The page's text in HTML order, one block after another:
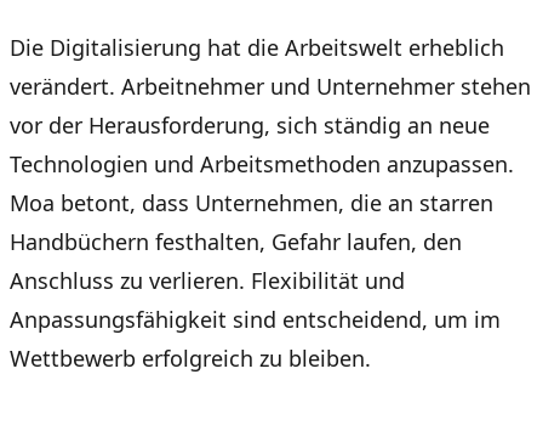
Die Digitalisierung hat die Arbeitswelt erheblich
verändert. Arbeitnehmer und Unternehmer stehen
vor der Herausforderung, sich ständig an neue
Technologien und Arbeitsmethoden anzupassen.
Moa betont, dass Unternehmen, die an starren
Handbüchern festhalten, Gefahr laufen, den
Anschluss zu verlieren. Flexibilität und
Anpassungsfähigkeit sind entscheidend, um im
Wettbewerb erfolgreich zu bleiben.